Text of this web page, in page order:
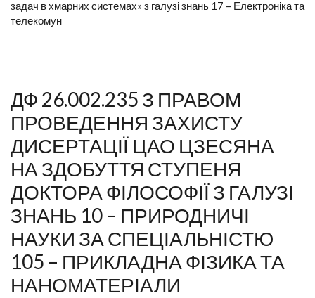
задач в хмарних системах» з галузі знань 17 – Електроніка та
телекомун
ДФ 26.002.235 З ПРАВОМ
ПРОВЕДЕННЯ ЗАХИСТУ
ДИСЕРТАЦІЇ ЦАО ЦЗЕСЯНА
НА ЗДОБУТТЯ СТУПЕНЯ
ДОКТОРА ФІЛОСОФІЇ З ГАЛУЗІ
ЗНАНЬ 10 – ПРИРОДНИЧІ
НАУКИ ЗА СПЕЦІАЛЬНІСТЮ
105 – ПРИКЛАДНА ФІЗИКА ТА
НАНОМАТЕРІАЛИ